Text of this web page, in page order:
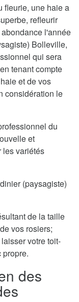
fleurie, une haie a
refleurir
l'année
Bolleville,
qui sera
tenant compte
et de vos
considération le
du
et
les variétés
(paysagiste)
de la taille
vos rosiers;
votre toit-
propre.
des